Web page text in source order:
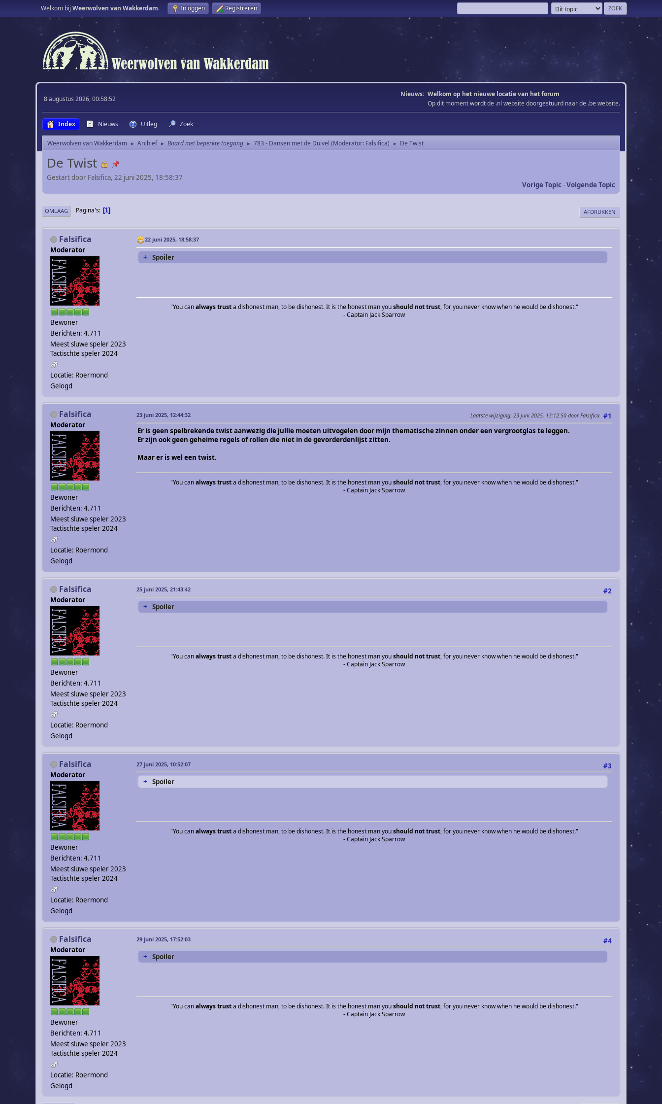
Welkom bij Weerwolven van Wakkerdam. Inloggen Registreren
8 augustus 2026, 00:58:52
Nieuws: Welkom op het nieuwe locatie van het forum
Op dit moment wordt de .nl website doorgestuurd naar de .be website.
Index Nieuws Uitleg Zoek
Weerwolven van Wakkerdam ► Archief ► Board met beperkte toegang ► 783 - Dansen met de Duivel (Moderator: Falsifica) ► De Twist
De Twist
Gestart door Falsifica, 22 juni 2025, 18:58:37
Vorige Topic-Volgende Topic
AFDRUKKEN
OMLAAG Pagina's 1
Falsifica
Moderator
Bewoner
Berichten: 4.711
Meest sluwe speler 2023
Tactischte speler 2024
Locatie: Roermond
Gelogd
22 juni 2025, 18:58:37
Spoiler
"You canalways trusta dishonest man, to be dishonest. It is the honest man youshould not trust, for you never know when he would be dishonest."
- Captain Jack Sparrow
Falsifica
Moderator
Bewoner
Berichten: 4.711
Meest sluwe speler 2023
Tactischte speler 2024
Locatie: Roermond
Gelogd
#1
23 juni 2025, 12:44:32 Laatste wijziging: 23 juni 2025, 13:12:50 door Falsifica
Er is geen spelbrekende twist aanwezig die jullie moeten uitvogelen door mijn thematische zinnen onder een vergrootglas te leggen.
Er zijn ook geen geheime regels of rollen die niet in de gevorderdenlijst zitten.
Maar er is wel een twist.
"You canalways trusta dishonest man, to be dishonest. It is the honest man youshould not trust, for you never know when he would be dishonest."
- Captain Jack Sparrow
Falsifica
Moderator
Bewoner
Berichten: 4.711
Meest sluwe speler 2023
Tactischte speler 2024
Locatie: Roermond
Gelogd
#2
25 juni 2025, 21:43:42
Spoiler
"You canalways trusta dishonest man, to be dishonest. It is the honest man youshould not trust, for you never know when he would be dishonest."
- Captain Jack Sparrow
Falsifica
Moderator
Bewoner
Berichten: 4.711
Meest sluwe speler 2023
Tactischte speler 2024
Locatie: Roermond
Gelogd
#3
27 juni 2025, 10:52:07
Spoiler
"You canalways trusta dishonest man, to be dishonest. It is the honest man youshould not trust, for you never know when he would be dishonest."
- Captain Jack Sparrow
Falsifica
Moderator
Bewoner
Berichten: 4.711
Meest sluwe speler 2023
Tactischte speler 2024
Locatie: Roermond
Gelogd
#4
29 juni 2025, 17:52:03
Spoiler
"You canalways trusta dishonest man, to be dishonest. It is the honest man youshould not trust, for you never know when he would be dishonest."
- Captain Jack Sparrow